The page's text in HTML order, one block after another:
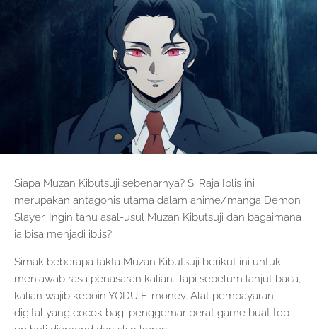
Siapa Muzan Kibutsuji sebenarnya? Si Raja Iblis ini
merupakan antagonis utama dalam anime/manga Demon
Slayer. Ingin tahu asal-usul Muzan Kibutsuji dan bagaimana
ia bisa menjadi iblis?
Simak beberapa fakta Muzan Kibutsuji berikut ini untuk
menjawab rasa penasaran kalian. Tapi sebelum lanjut baca,
kalian wajib kepoin YODU E-money. Alat pembayaran
digital yang cocok bagi penggemar berat game buat top